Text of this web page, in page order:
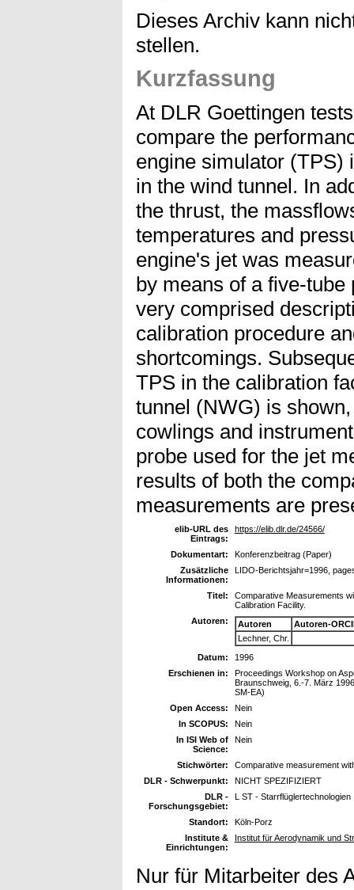
Dieses Archiv kann
stellen.
Kurzfassung
At DLR Goettingen
compare the
engine simulator (TPS)
in the wind tunnel. In
the thrust, the
temperatures and
engine's jet was
by means of a five-
very comprised
calibration procedure
shortcomings.
TPS in the calibration
tunnel (NWG) is
cowlings and
probe used for the jet
results of both the
measurements are
elib-URL des
Eintrags:
https://elib.dlr.de/24566/
Dokumentart:
Konferenzbeitrag (Paper)
Zusätzliche
Informationen:
LIDO-Berichtsjahr=1996,
Titel:
Comparative Measurements
Calibration Facility.
Autoren:
Autoren
Autoren-
Lechner, Chr.
Datum:
1996
Erschienen in:
Proceedings Workshop on
Braunschweig, 6.-7. März
SM-EA)
Open Access:
Nein
In SCOPUS:
Nein
In ISI Web of
Science:
Nein
Stichwörter:
Comparative measurement
DLR - Schwerpunkt:
NICHT SPEZIFIZIERT
DLR -
Forschungsgebiet:
L ST - Starrflüglertechnologien
Standort:
Köln-Porz
Institute &
Einrichtungen:
Institut für Aerodynamik und
Nur für Mitarbeiter des